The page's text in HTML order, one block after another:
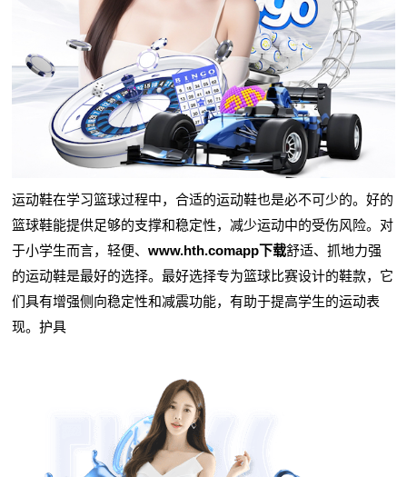
运动鞋在学习篮球过程中，合适的运动鞋也是必不可少的。好的
篮球鞋能提供足够的支撑和稳定性，减少运动中的受伤风险。对
于小学生而言，轻便、www.hth.comapp下载舒适、抓地力强
的运动鞋是最好的选择。最好选择专为篮球比赛设计的鞋款，它
们具有增强侧向稳定性和减震功能，有助于提高学生的运动表
现。护具